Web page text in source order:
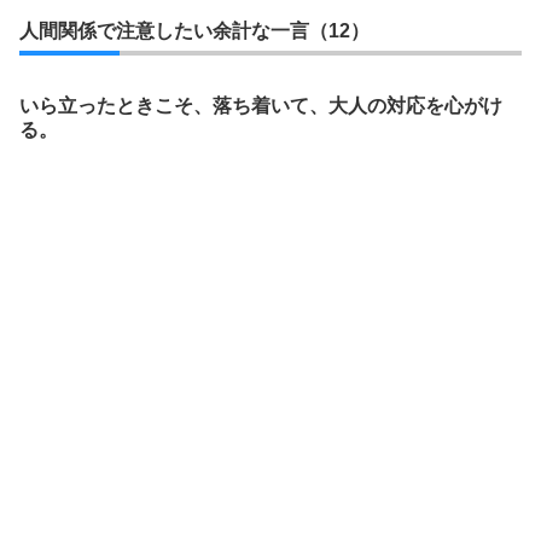
人間関係で注意したい余計な一言（12）
いら立ったときこそ、落ち着いて、大人の対応を心がけ
る。